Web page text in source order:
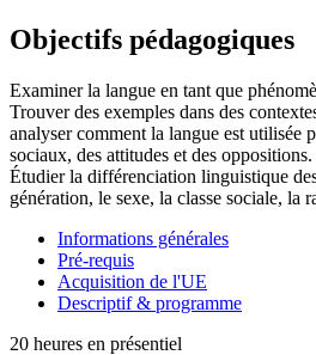
Objectifs pédagogiques
Examiner la langue en tant que
Trouver des exemples dans des
analyser comment la langue est utilisée
sociaux, des attitudes et des oppositions.
Étudier la différenciation linguistique
génération, le sexe, la classe sociale, la
Informations générales
Pré-requis
Acquisition de l'UE
Descriptif & programme
20 heures en présentiel